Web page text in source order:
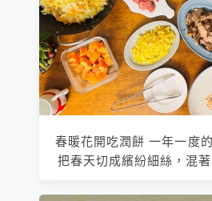
春暖花開吃潤餅 一年一度
把春天切成繽紛細絲，混